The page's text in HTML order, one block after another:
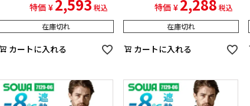
特価 ¥ 2,593 税込
在庫切れ
カートに入れる
特価 ¥ 2,288 税込
在庫切れ
カートに入れる